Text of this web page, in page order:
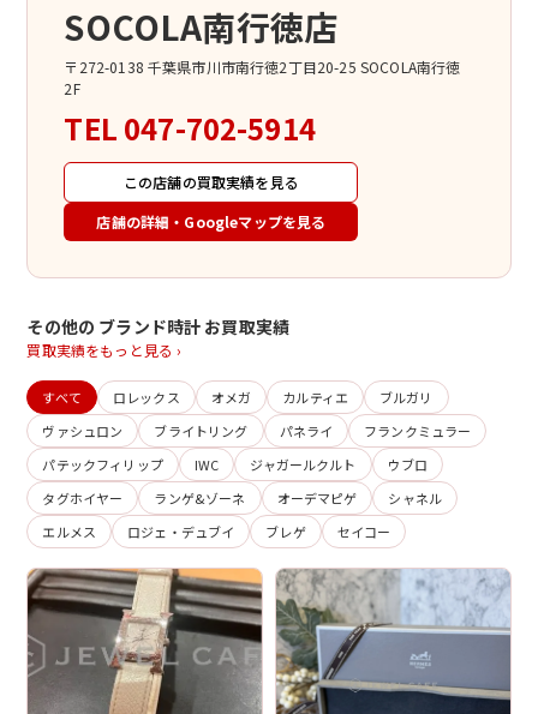
SOCOLA南行徳店
〒272-0138 千葉県市川市南行徳2丁目20-25 SOCOLA南行徳
2F
TEL 047-702-5914
この店舗の買取実績を見る
店舗の詳細・Googleマップを見る
その他の ブランド時計 お買取実績
買取実績をもっと見る ›
すべて ロレックス オメガ カルティエ
ブルガリ
ヴァシュロン
ブライトリング パネライ
フランクミュラー
パテックフィリップ
IWC ジャガールクルト
ウブロ
タグホイヤー
ランゲ&ゾーネ オーデマピゲ
シャネル
エルメス
ロジェ・デュブイ ブレゲ セイコー